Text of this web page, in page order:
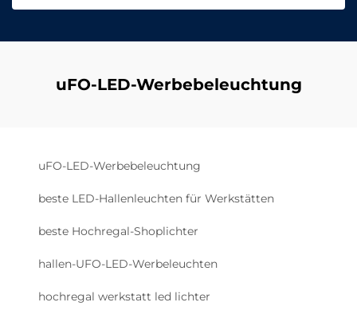
uFO-LED-Werbebeleuchtung
uFO-LED-Werbebeleuchtung
beste LED-Hallenleuchten für Werkstätten
beste Hochregal-Shoplichter
hallen-UFO-LED-Werbeleuchten
hochregal werkstatt led lichter